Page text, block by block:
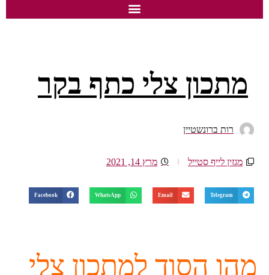
מתכון צלי כתף בקר
רות ברונשטיין
מגזין לייף סטייל מרץ 14, 2021
Telegram
Email
WhatsApp
Facebook
מהו הסוד למתכון צלי